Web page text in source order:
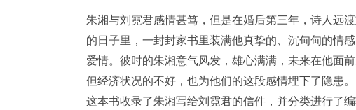
朱湘与刘霓君感情甚笃，但是在婚后第三年，诗人远
的日子里，一封封家书里装满他真挚的、沉甸甸的情
爱情。彼时的朱湘意气风发，雄心满满，未来在他面
但经济状况的不好，也为他们的这段感情埋下了隐患。
这本书收录了朱湘写给刘霓君的信件，并分类进行了